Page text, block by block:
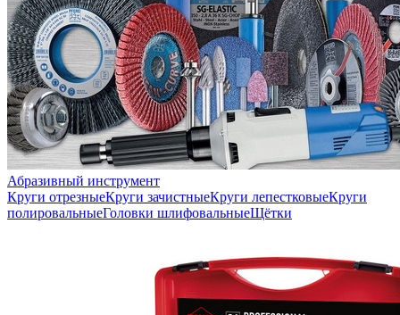
Абразивный инструмент
Круги отрезныеКруги зачистныеКруги лепестковыеКруги
полировальныеГоловки шлифовальныеЩётки